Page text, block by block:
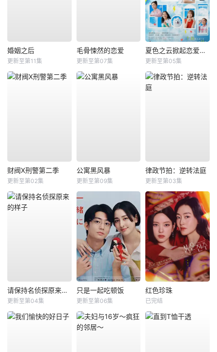
婚姻之后
更新至第11集
毛骨悚然的恋爱
更新至第07集
夏色之云掀起恋爱与风暴
更新至第05集
财阀X刑警第二季
更新至第02集
公寓黑风暴
更新至第09集
律政节拍：逆转法庭
更新至第03集
请保持名侦探原来的样子
更新至第04集
只是一起吃顿饭
更新至第06集
红色珍珠
已完结